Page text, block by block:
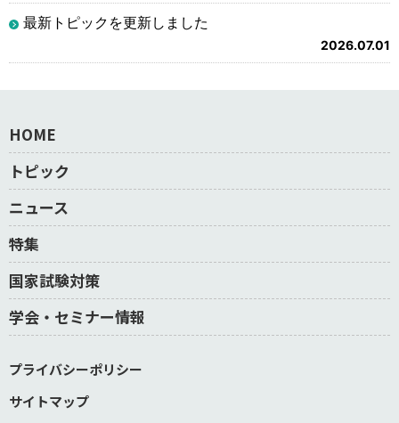
最新トピックを更新しました
2026.07.01
HOME
トピック
ニュース
特集
国家試験対策
学会・セミナー情報
プライバシーポリシー
サイトマップ